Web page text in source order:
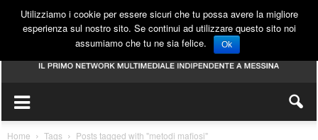
Home Tags Posts tagged with "metodi mafiosi"
Utilizziamo i cookie per essere sicuri che tu possa avere la migliore
esperienza sul nostro sito. Se continui ad utilizzare questo sito noi
assumiamo che tu ne sia felice.
Ok